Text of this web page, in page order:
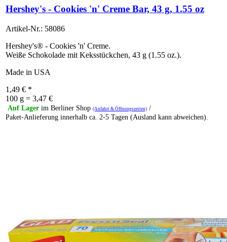
Hershey's - Cookies 'n' Creme Bar, 43 g, 1.55 oz
Artikel-Nr.: 58086
Hershey's® - Cookies 'n' Creme.
Weiße Schokolade mit Keksstückchen, 43 g (1.55 oz.).
Made in USA
1,49 € *
100 g = 3,47 €
Auf Lager im Berliner Shop (Anfahrt & Öffnungszeiten) /
Paket-Anlieferung innerhalb ca. 2-5 Tagen (Ausland kann abweichen).